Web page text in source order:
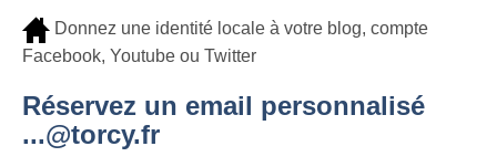
Donnez une identité locale à votre blog, compte
Facebook, Youtube ou Twitter
Réservez un email personnalisé
...@torcy.fr